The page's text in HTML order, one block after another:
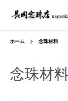
ホーム 念珠材料
念珠材料